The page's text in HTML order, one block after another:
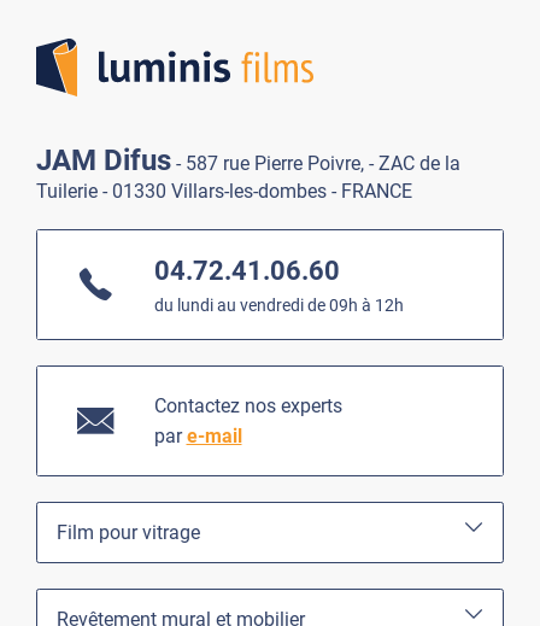
JAM Difus - 587 rue Pierre Poivre, - ZAC de la
Tuilerie - 01330 Villars-les-dombes - FRANCE
04.72.41.06.60
du lundi au vendredi de 09h à 12h
Contactez nos experts
pare-mail
Film pour vitrage
Revêtement mural et mobilier